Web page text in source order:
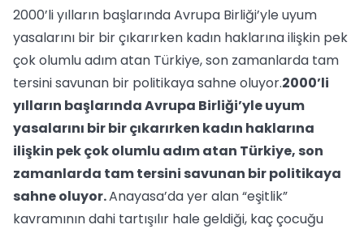
2000’li yılların başlarında Avrupa Birliği’yle uyum
yasalarını bir bir çıkarırken kadın haklarına ilişkin pek
çok olumlu adım atan Türkiye, son zamanlarda tam
tersini savunan bir politikaya sahne oluyor.2000’li
yılların başlarında Avrupa Birliği’yle uyum
yasalarını bir bir çıkarırken kadın haklarına
ilişkin pek çok olumlu adım atan Türkiye, son
zamanlarda tam tersini savunan bir politikaya
sahne oluyor.Anayasa’da yer alan “eşitlik”
kavramının dahi tartışılır hale geldiği, kaç çocuğu